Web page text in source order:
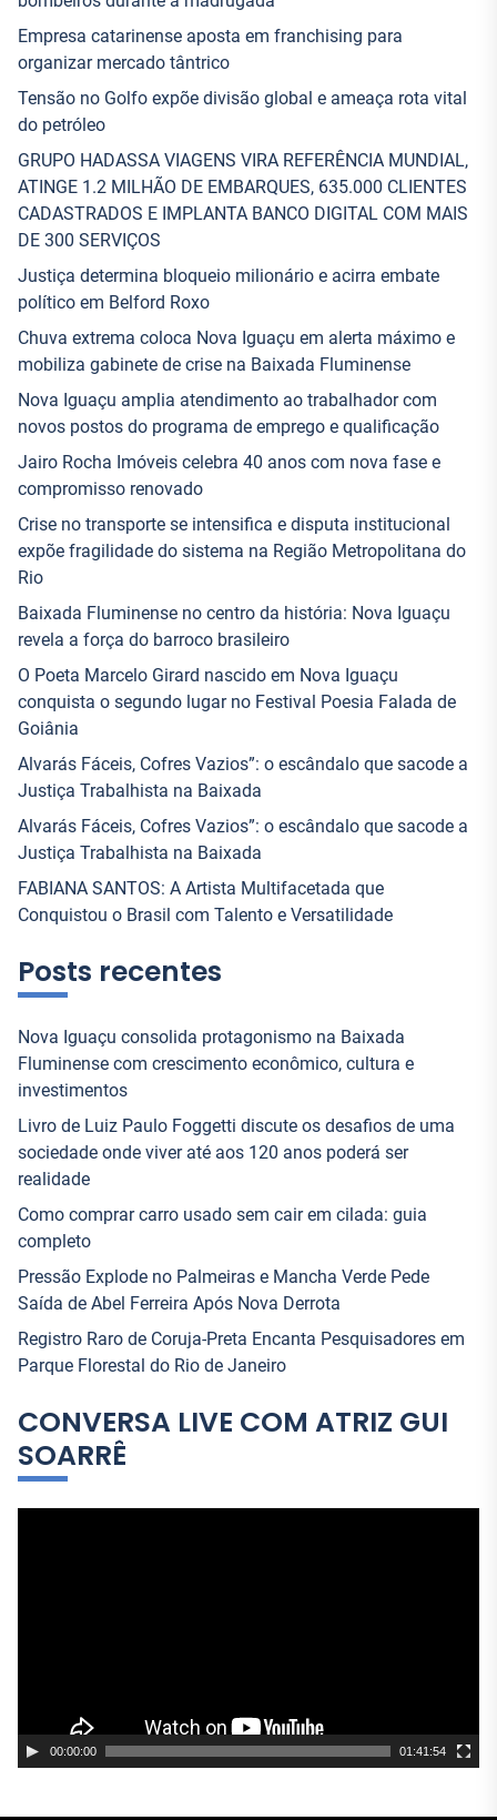
Empresa catarinense aposta em franchising para
organizar mercado tântrico
Tensão no Golfo expõe divisão global e ameaça rota vital
do petróleo
GRUPO HADASSA VIAGENS VIRA REFERÊNCIA MUNDIAL,
ATINGE 1.2 MILHÃO DE EMBARQUES, 635.000 CLIENTES
CADASTRADOS E IMPLANTA BANCO DIGITAL COM MAIS
DE 300 SERVIÇOS
Justiça determina bloqueio milionário e acirra embate
político em Belford Roxo
Chuva extrema coloca Nova Iguaçu em alerta máximo e
mobiliza gabinete de crise na Baixada Fluminense
Nova Iguaçu amplia atendimento ao trabalhador com
novos postos do programa de emprego e qualificação
Jairo Rocha Imóveis celebra 40 anos com nova fase e
compromisso renovado
Crise no transporte se intensifica e disputa institucional
expõe fragilidade do sistema na Região Metropolitana do
Rio
Baixada Fluminense no centro da história: Nova Iguaçu
revela a força do barroco brasileiro
O Poeta Marcelo Girard nascido em Nova Iguaçu
conquista o segundo lugar no Festival Poesia Falada de
Goiânia
Alvarás Fáceis, Cofres Vazios”: o escândalo que sacode a
Justiça Trabalhista na Baixada
Alvarás Fáceis, Cofres Vazios”: o escândalo que sacode a
Justiça Trabalhista na Baixada
FABIANA SANTOS: A Artista Multifacetada que
Conquistou o Brasil com Talento e Versatilidade
Posts recentes
Nova Iguaçu consolida protagonismo na Baixada
Fluminense com crescimento econômico, cultura e
investimentos
Livro de Luiz Paulo Foggetti discute os desafios de uma
sociedade onde viver até aos 120 anos poderá ser
realidade
Como comprar carro usado sem cair em cilada: guia
completo
Pressão Explode no Palmeiras e Mancha Verde Pede
Saída de Abel Ferreira Após Nova Derrota
Registro Raro de Coruja-Preta Encanta Pesquisadores em
Parque Florestal do Rio de Janeiro
CONVERSA LIVE COM ATRIZ GUI
SOARRÊ
e
d
00:00:00 01:41:54